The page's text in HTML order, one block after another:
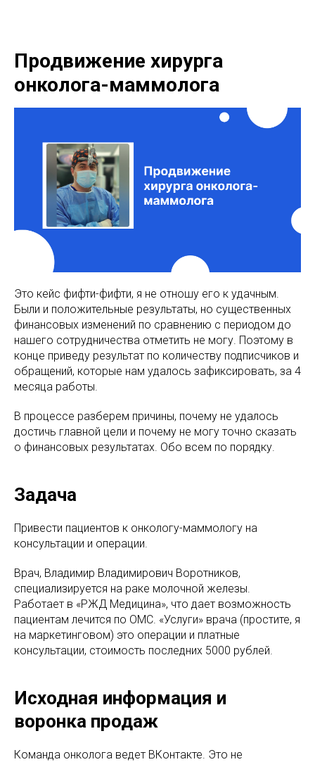
Продвижение хирурга
онколога-маммолога
Это кейс фифти-фифти, я не отношу его к удачным.
Были и положительные результаты, но существенных
финансовых изменений по сравнению с периодом до
нашего сотрудничества отметить не могу. Поэтому в
конце приведу результат по количеству подписчиков и
обращений, которые нам удалось зафиксировать, за 4
месяца работы.
В процессе разберем причины, почему не удалось
достичь главной цели и почему не могу точно сказать
о финансовых результатах. Обо всем по порядку.
Задача
Привести пациентов к онкологу-маммологу на
консультации и операции.
Врач, Владимир Владимирович Воротников,
специализируется на раке молочной железы.
Работает в «РЖД Медицина», что дает возможность
пациентам лечится по ОМС. «Услуги» врача (простите, я
на маркетинговом) это операции и платные
консультации, стоимость последних 5000 рублей.
Исходная информация и
воронка продаж
Команда онколога ведет ВКонтакте. Это не